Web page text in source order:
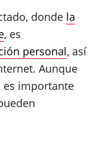
donde la
, es
personal, así
Aunque
es importante